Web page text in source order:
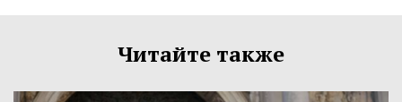
Читайте также